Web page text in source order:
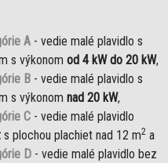
A - vedie malé plavidlo s
s výkonom od 4 kW do 20 kW,
B - vedie malé plavidlo s
s výkonom nad 20 kW,
C - vedie malé plavidlo
s plochou plachiet nad 12 m2 a
D - vedie malé plavidlo bez